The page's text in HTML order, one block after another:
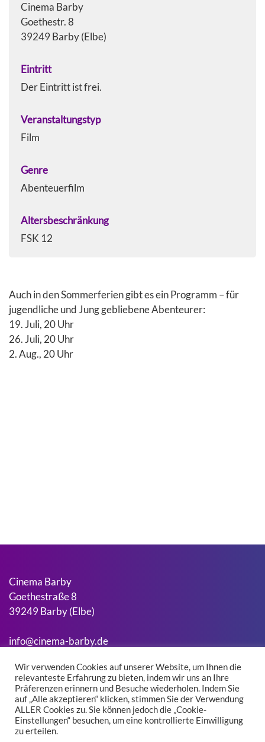
Cinema Barby
Goethestr. 8
39249 Barby (Elbe)
Eintritt
Der Eintritt ist frei.
Veranstaltungstyp
Film
Genre
Abenteuerfilm
Altersbeschränkung
FSK 12
Auch in den Sommerferien gibt es ein Programm – für
jugendliche und Jung gebliebene Abenteurer:
19. Juli, 20 Uhr
26. Juli, 20 Uhr
2. Aug., 20 Uhr
Cinema Barby
Goethestraße 8
39249 Barby (Elbe)
info@cinema-barby.de
Suchen
Suchen
Wir verwenden Cookies auf unserer Website, um Ihnen die
relevanteste Erfahrung zu bieten, indem wir uns an Ihre
Präferenzen erinnern und Besuche wiederholen. Indem Sie
auf „Alle akzeptieren“ klicken, stimmen Sie der Verwendung
ALLER Cookies zu. Sie können jedoch die „Cookie-
Einstellungen“ besuchen, um eine kontrollierte Einwilligung
zu erteilen.